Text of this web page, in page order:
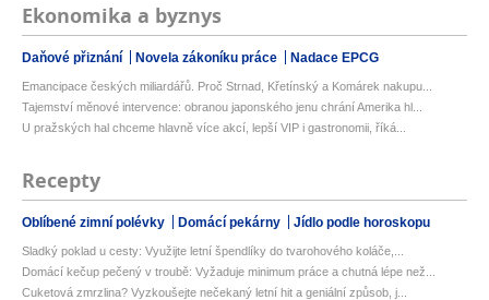
Ekonomika a byznys
Daňové přiznání Novela zákoníku práce Nadace EPCG
Emancipace českých miliardářů. Proč Strnad, Křetínský a Komárek nakupu...
Tajemství měnové intervence: obranou japonského jenu chrání Amerika hl...
U pražských hal chceme hlavně více akcí, lepší VIP i gastronomii, říká...
Recepty
Oblíbené zimní polévky Domácí pekárny Jídlo podle horoskopu
Sladký poklad u cesty: Využijte letní špendlíky do tvarohového koláče,...
Domácí kečup pečený v troubě: Vyžaduje minimum práce a chutná lépe než...
Cuketová zmrzlina? Vyzkoušejte nečekaný letní hit a geniální způsob, j...